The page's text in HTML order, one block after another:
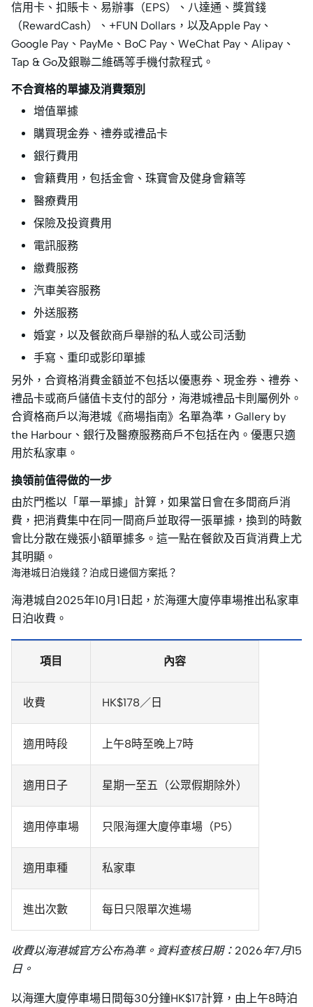
信用卡、扣賬卡、易辦事（EPS）、八達通、獎賞錢
（RewardCash）、+FUN Dollars，以及Apple Pay、
Google Pay、PayMe、BoC Pay、WeChat Pay、Alipay、
Tap & Go及銀聯二維碼等手機付款程式。
不合資格的單據及消費類別
增值單據
購買現金券、禮券或禮品卡
銀行費用
會籍費用，包括金會、珠寶會及健身會籍等
醫療費用
保險及投資費用
電訊服務
繳費服務
汽車美容服務
外送服務
婚宴，以及餐飲商戶舉辦的私人或公司活動
手寫、重印或影印單據
另外，合資格消費金額並不包括以優惠券、現金券、禮券、
禮品卡或商戶儲值卡支付的部分，海港城禮品卡則屬例外。
合資格商戶以海港城《商場指南》名單為準，Gallery by
the Harbour、銀行及醫療服務商戶不包括在內。優惠只適
用於私家車。
換領前值得做的一步
由於門檻以「單一單據」計算，如果當日會在多間商戶消
費，把消費集中在同一間商戶並取得一張單據，換到的時數
會比分散在幾張小額單據多。這一點在餐飲及百貨消費上尤
其明顯。
海港城日泊幾錢？泊成日邊個方案抵？
海港城自2025年10月1日起，於海運大廈停車場推出私家車
日泊收費。
項目 內容
收費 HK$178／日
適用時段 上午8時至晚上7時
適用日子 星期一至五（公眾假期除外）
適用停車場 只限海運大廈停車場（P5）
適用車種 私家車
進出次數 每日只限單次進場
收費以海港城官方公布為準。資料查核日期：2026年7月15
日。
以海運大廈停車場日間每30分鐘HK$17計算，由上午8時泊